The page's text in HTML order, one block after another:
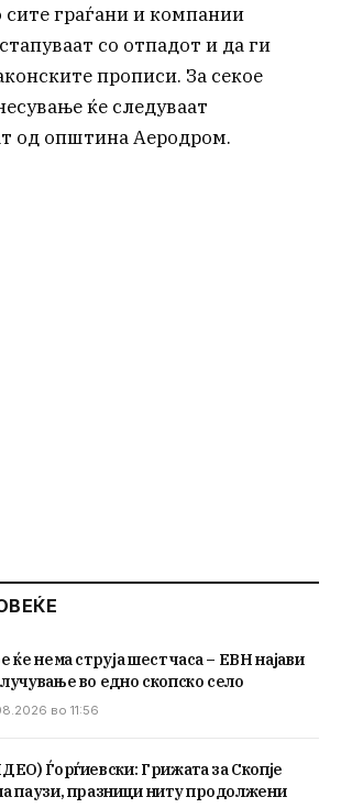
граѓани и компании
со отпадот и да ги
прописи. За секое
ќе следуваат
од општина Аеродром.
ќе нема струја шест часа – ЕВН најави
во едно скопско село
во 11:56
Ѓорѓиевски: Грижата за Скопје
паузи, празници ниту продолжени